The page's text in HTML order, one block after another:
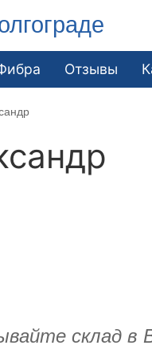
Отзывы
склад в